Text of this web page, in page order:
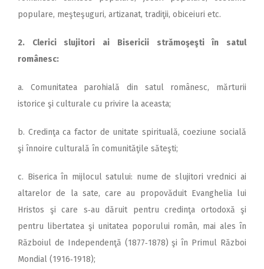
populare, meşteşuguri, artizanat, tradiţii, obiceiuri etc.
2. Clerici slujitori ai Bisericii strămoşeşti în satul
românesc:
a. Comunitatea parohială din satul românesc, mărturii
istorice şi culturale cu privire la aceasta;
b. Credinţa ca factor de unitate spirituală, coeziune socială
şi înnoire culturală în comunităţile săteşti;
c. Biserica în mijlocul satului: nume de slujitori vrednici ai
altarelor de la sate, care au propovăduit Evanghelia lui
Hristos şi care s‑au dăruit pentru credinţa ortodoxă şi
pentru libertatea şi unitatea poporului român, mai ales în
Războ­iul de Independenţă (1877‑1878) şi în Primul Război
Mondial (1916‑1918);